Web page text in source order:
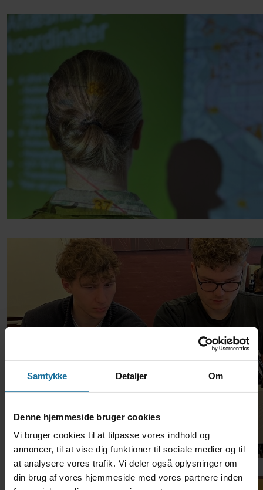
Samtykke Detaljer Om
Denne hjemmeside bruger cookies
Vi bruger cookies til at tilpasse vores indhold og
annoncer, til at vise dig funktioner til sociale medier og til
at analysere vores trafik. Vi deler også oplysninger om
din brug af vores hjemmeside med vores partnere inden